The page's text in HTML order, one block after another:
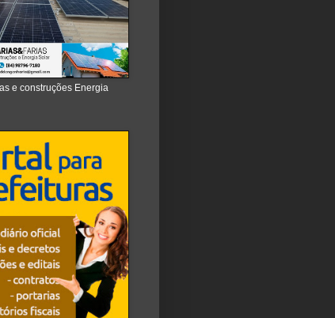
e construções Energia